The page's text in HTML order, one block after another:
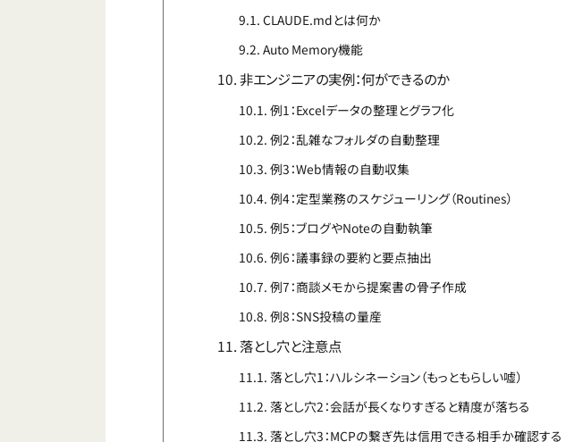
CLAUDE.mdとは何か
Auto Memory機能
非エンジニアの実例：何ができるのか
例1：Excelデータの整理とグラフ化
例2：乱雑なフォルダの自動整理
例3：Web情報の自動収集
例4：定型業務のスケジューリング（Routines）
例5：ブログやNoteの自動執筆
例6：議事録の要約と要点抽出
例7：商談メモから提案書の骨子作成
例8：SNS投稿の量産
落とし穴と注意点
落とし穴1：ハルシネーション（もっともらしい嘘）
落とし穴2：会話が長くなりすぎると精度が落ちる
落とし穴3：MCPの繋ぎ先は信用できる相手か確認する